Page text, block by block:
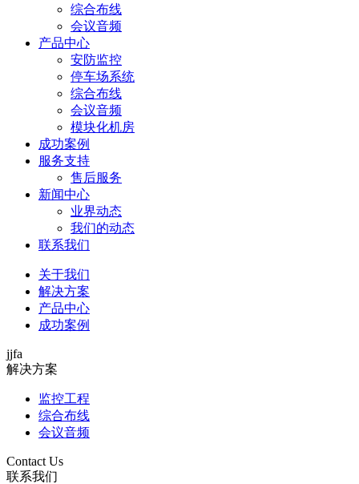
综合布线
会议音频
产品中心
安防监控
停车场系统
综合布线
会议音频
模块化机房
成功案例
服务支持
售后服务
新闻中心
业界动态
我们的动态
联系我们
关于我们
解决方案
产品中心
成功案例
jjfa
解决方案
监控工程
综合布线
会议音频
Contact Us
联系我们